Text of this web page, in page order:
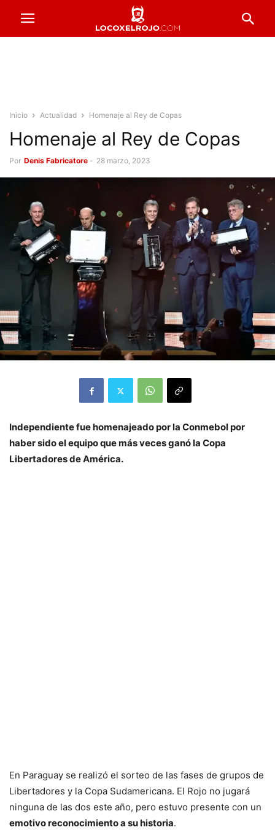
Inicio Actualidad Homenaje al Rey de Copas
Homenaje al Rey de Copas
Por Denis Fabricatore - 28 marzo, 2023
Independiente fue homenajeado por la Conmebol por
haber sido el equipo que más veces ganó la Copa
Libertadores de América.
En Paraguay se realizó el sorteo de las fases de grupos de
Libertadores y la Copa Sudamericana. El Rojo no jugará
ninguna de las dos este año, pero estuvo presente con un
emotivo reconocimiento a su historia.